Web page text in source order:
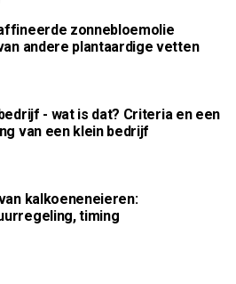
zonnebloemolie
andere plantaardige vetten
- wat is dat? Criteria en een
van een klein bedrijf
kalkoeneneieren:
timing